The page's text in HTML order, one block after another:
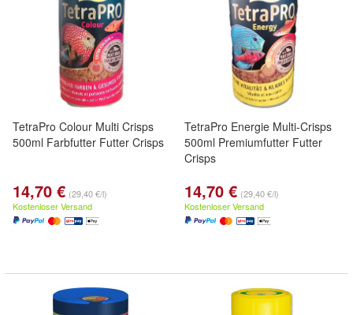
TetraPro Colour Multi Crisps
500ml Farbfutter Futter Crisps
14,70 € (29,40 €/l)
Kostenloser Versand
TetraPro Energie Multi-Crisps
500ml Premiumfutter Futter
Crisps
14,70 € (29,40 €/l)
Kostenloser Versand